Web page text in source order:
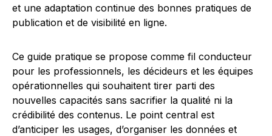
et une adaptation continue des bonnes pratiques de
publication et de visibilité en ligne.
Ce guide pratique se propose comme fil conducteur
pour les professionnels, les décideurs et les équipes
opérationnelles qui souhaitent tirer parti des
nouvelles capacités sans sacrifier la qualité ni la
crédibilité des contenus. Le point central est
d’anticiper les usages, d’organiser les données et